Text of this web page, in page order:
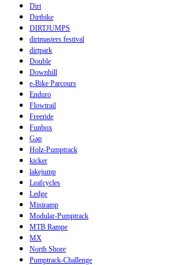
Dirt
Dirtbike
DIRTJUMPS
dirtmasters festival
dirtpark
Double
Downhill
e-Bike Parcours
Enduro
Flowtrail
Freeride
Funbox
Gap
Holz-Pumptrack
kicker
lakejump
Leafcycles
Ledge
Miniramp
Modular-Pumptrack
MTB Rampe
MX
North Shore
Pumptrack-Challenge